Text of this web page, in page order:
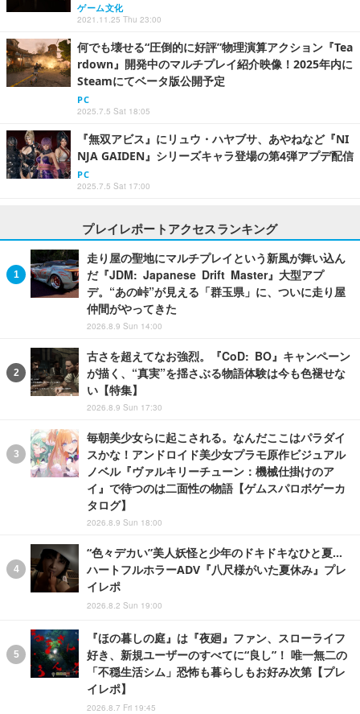
ゲーム文化
2021.11.25 Thu 23:00
何でも壊せる“圧倒的に好評”物理演算アクション『Tea
rdown』開発中のマルチプレイ紹介映像！2025年内に
Steamにてベータ版公開予定
PC
2025.7.5 Sat 18:05
『無双アビス』にリュウ・ハヤブサ、あやねなど『NI
NJA GAIDEN』シリーズキャラ登場の第4弾アプデ配信
PC
2025.7.5 Sat 17:00
プレイレポートアクセスランキング
走り屋の聖地にマルチプレイという新風が舞い込ん
だ『JDM: Japanese Drift Master』大型アプ
デ。“あの峠”が見える「群玉県」に、ついに走り屋
仲間がやってきた
2026.8.9 Sun 14:00
古さを超えてなお強烈。『CoD: BO』キャンペーン
が描く、“真実”を揺さぶる物語体験は今も色褪せな
い【特集】
2026.8.9 Sun 17:30
毎朝美少女らに起こされる。なんだここはパラダイ
スかな！アンドロイド美少女プラモ原作ビジュアル
ノベル『ヴァルキリーチューン：機械仕掛けのア
イ』で待つのは二面性の物語【ゲムスパロボゲーカ
タログ】
2026.8.9 Sun 18:00
“色々デカい”美人妖怪と少年のドキドキなひと夏…
ハートフルホラーADV『八尺様がいた夏休み』プレ
イレポ
2026.8.2 Sun 19:00
『ほの暮しの庭』は『夜廻』ファン、スローライフ
好き、新規ユーザーのすべてに“良し”！ 唯一無二の
「不穏生活シム」恐怖も暮らしもお好み次第【プレ
イレポ】
2026.8.7 Fri 19:45